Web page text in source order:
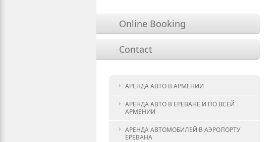
Online Booking
Contact
АРЕНДА АВТО В АРМЕНИИ
АРЕНДА АВТО В ЕРЕВАНЕ И ПО ВСЕЙ
АРМЕНИИ
АРЕНДА АВТОМОБИЛЕЙ В АЭРОПОРТУ
ЕРЕВАНА